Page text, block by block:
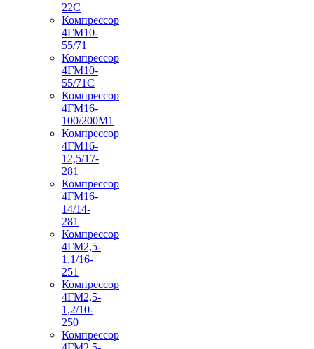
22С
Компрессор
4ГМ10-
55/71
Компрессор
4ГМ10-
55/71С
Компрессор
4ГМ16-
100/200М1
Компрессор
4ГМ16-
12,5/17-
281
Компрессор
4ГМ16-
14/14-
281
Компрессор
4ГМ2,5-
1,1/16-
251
Компрессор
4ГМ2,5-
1,2/10-
250
Компрессор